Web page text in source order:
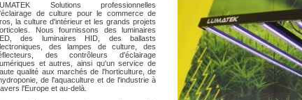
Solutions professionnelles
de culture pour le commerce de
la culture d'intérieur et les grands projets
Nous fournissons des luminaires
des luminaires HID, des ballasts
des lampes de culture, des
des contrôleurs d'éclairage
et autres, ainsi qu'un service de
qualité aux marchés de l'horticulture, de
de l'aquaculture et de l'industrie à
l'Europe et au-delà.